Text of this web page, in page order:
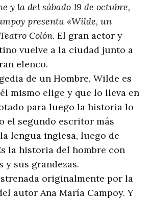
y la del sábado 19 de octubre,
presenta «Wilde, un
Colón. El gran actor y
vuelve a la ciudad junto a
elenco.
de un Hombre, Wilde es
mismo elige y que lo lleva en
para luego la historia lo
el segundo escritor más
lengua inglesa, luego de
la historia del hombre con
y sus grandezas.
originalmente por la
autor Ana María Campoy. Y